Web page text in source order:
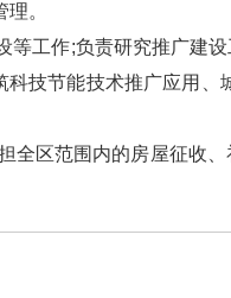
。
工作;负责研究推广建
技节能技术推广应用
区范围内的房屋征收